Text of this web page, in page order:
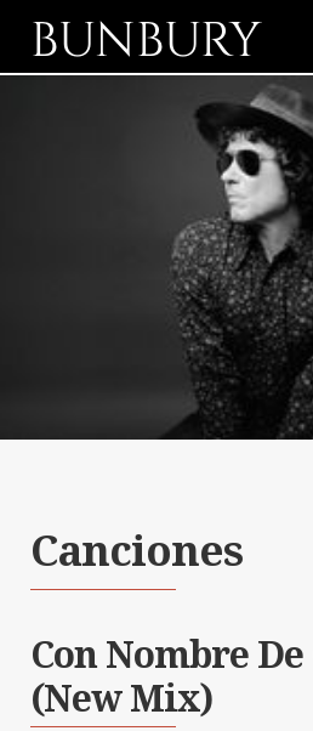
BUNBURY
Canciones
Con Nombre
(New Mix)